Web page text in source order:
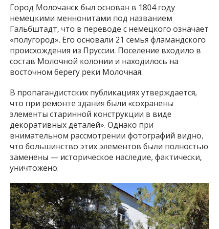
Город Молочанск был основан в 1804 году
немецкими меннонитами под названием
Гальбштадт, что в переводе с немецкого означает
«полугород». Его основали 21 семья фламандского
происхождения из Пруссии. Поселение входило в
состав Молочной колонии и находилось на
восточном берегу реки Молочная.
В пропагандистских публикациях утверждается,
что при ремонте здания были «сохранены
элементы старинной конструкции в виде
декоративных деталей». Однако при
внимательном рассмотрении фотографий видно,
что большинство этих элементов были полностью
заменены — историческое наследие, фактически,
уничтожено.